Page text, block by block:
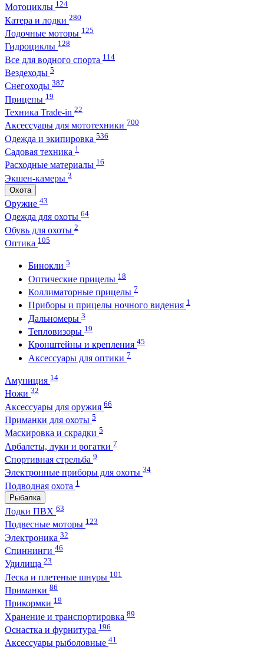
Мотоциклы 124
Катера и лодки 280
Лодочные моторы 125
Гидроциклы 128
Все для водного спорта 114
Вездеходы 5
Снегоходы 387
Прицепы 19
Техника Trade-in 22
Аксессуары для мототехники 700
Одежда и экипировка 536
Садовая техника 1
Расходные материалы 16
Экшен-камеры 3
Охота
Оружие 43
Одежда для охоты 64
Обувь для охоты 2
Оптика 105
Бинокли 5
Оптические прицелы 18
Коллиматорные прицелы 7
Приборы и прицелы ночного видения 1
Дальномеры 3
Тепловизоры 19
Кронштейны и крепления 45
Аксессуары для оптики 7
Амуниция 14
Ножи 32
Аксессуары для оружия 66
Приманки для охоты 5
Маскировка и скрадки 5
Арбалеты, луки и рогатки 7
Спортивная стрельба 9
Электронные приборы для охоты 34
Подводная охота 1
Рыбалка
Лодки ПВХ 63
Подвесные моторы 123
Электроника 32
Спиннинги 46
Удилища 23
Леска и плетеные шнуры 101
Приманки 86
Прикормки 19
Хранение и транспортировка 89
Оснастка и фурнитура 196
Аксессуары рыболовные 41